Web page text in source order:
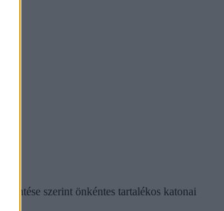
szerint önkéntes tartalékos katonai